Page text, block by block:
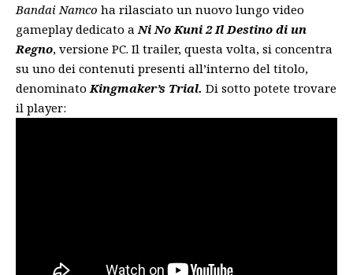
Bandai Namco ha rilasciato un nuovo lungo video
gameplay dedicato a Ni No Kuni 2 Il Destino di un
Regno, versione PC. Il trailer, questa volta, si concentra
su uno dei contenuti presenti all’interno del titolo,
denominato Kingmaker’s Trial. Di sotto potete trovare
il player: